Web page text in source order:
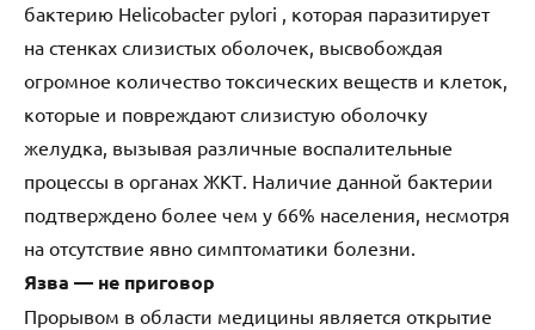
бактерию Helicobacter pylori , которая паразитирует
на стенках слизистых оболочек, высвобождая
огромное количество токсических веществ и клеток,
которые и повреждают слизистую оболочку
желудка, вызывая различные воспалительные
процессы в органах ЖКТ. Наличие данной бактерии
подтверждено более чем у 66% населения, несмотря
на отсутствие явно симптоматики болезни.
Язва — не приговор
Прорывом в области медицины является открытие